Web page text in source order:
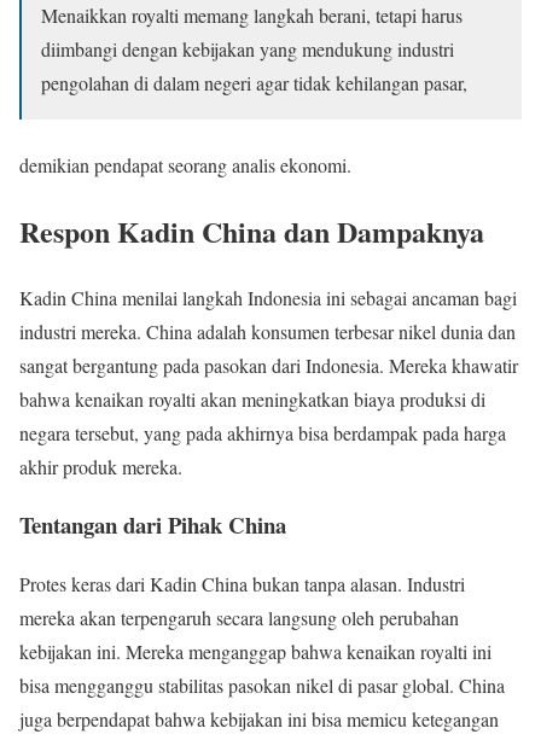
Menaikkan royalti memang langkah berani, tetapi harus
diimbangi dengan kebijakan yang mendukung industri
pengolahan di dalam negeri agar tidak kehilangan pasar,
demikian pendapat seorang analis ekonomi.
Respon Kadin China dan Dampaknya
Kadin China menilai langkah Indonesia ini sebagai ancaman bagi
industri mereka. China adalah konsumen terbesar nikel dunia dan
sangat bergantung pada pasokan dari Indonesia. Mereka khawatir
bahwa kenaikan royalti akan meningkatkan biaya produksi di
negara tersebut, yang pada akhirnya bisa berdampak pada harga
akhir produk mereka.
Tentangan dari Pihak China
Protes keras dari Kadin China bukan tanpa alasan. Industri
mereka akan terpengaruh secara langsung oleh perubahan
kebijakan ini. Mereka menganggap bahwa kenaikan royalti ini
bisa mengganggu stabilitas pasokan nikel di pasar global. China
juga berpendapat bahwa kebijakan ini bisa memicu ketegangan